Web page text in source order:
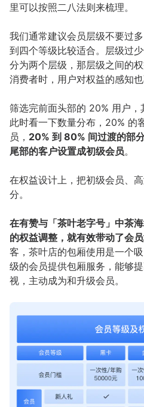
里可以按照二八法则来梳理。
我们通常建议会员层级不要过
到四个等级比较适合。层级过
分为两个层级，那层级之间的
消费者时，用户对权益的感知也
筛选完前面头部的 20% 用户，
此时看一下数量分布，20% 的
员， 20% 到 80% 间过渡的部
尾部的客户设置成初级会员。
在权益设计上，把初级会员、
分。
在有赞与「茶叶老字号」中茶
的权益调整，就有效带动了会
客，茶叶店的包厢使用是一个
级的会员提供包厢服务，能够
视，主动成为和升级会员。